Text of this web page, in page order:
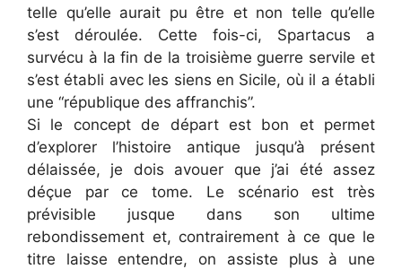
telle qu’elle aurait pu être et non telle qu’elle
s’est déroulée. Cette fois-ci, Spartacus a
survécu à la fin de la troisième guerre servile et
s’est établi avec les siens en Sicile, où il a établi
une “république des affranchis”.
Si le concept de départ est bon et permet
d’explorer l’histoire antique jusqu’à présent
délaissée, je dois avouer que j’ai été assez
déçue par ce tome. Le scénario est très
prévisible jusque dans son ultime
rebondissement et, contrairement à ce que le
titre laisse entendre, on assiste plus à une